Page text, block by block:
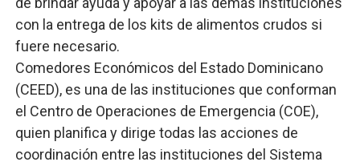
con la entrega de los kits de alimentos crudos si
fuere necesario.
Comedores Económicos del Estado Dominicano
(CEED), es una de las instituciones que conforman
el Centro de Operaciones de Emergencia (COE),
quien planifica y dirige todas las acciones de
coordinación entre las instituciones del Sistema